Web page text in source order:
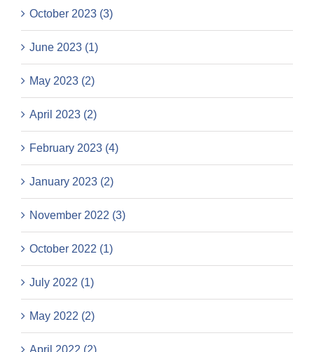
October 2023 (3)
June 2023 (1)
May 2023 (2)
April 2023 (2)
February 2023 (4)
January 2023 (2)
November 2022 (3)
October 2022 (1)
July 2022 (1)
May 2022 (2)